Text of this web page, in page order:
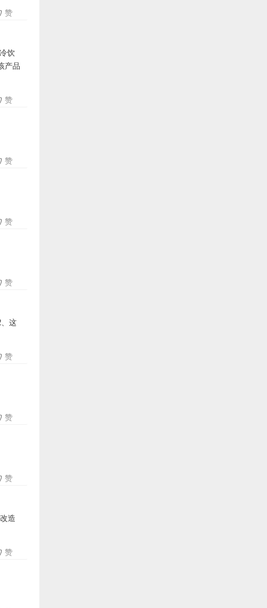
赞
饮
产品
赞
赞
赞
赞
这
赞
赞
赞
造
赞